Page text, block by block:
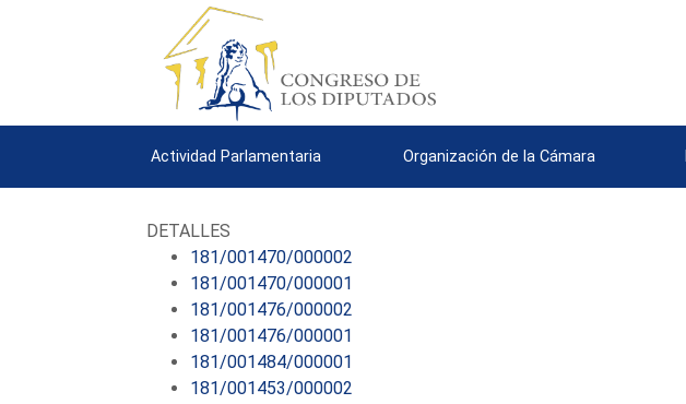
Actividad Parlamentaria Organización de la Cámara
DETALLES
181/001470/000002
181/001470/000001
181/001476/000002
181/001476/000001
181/001484/000001
181/001453/000002